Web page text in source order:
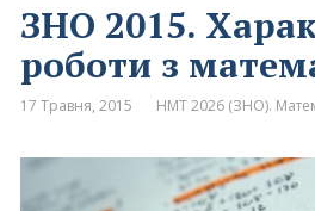
ЗНО 2015.
роботи з
17 Травня, 2015 НМТ 2026 (ЗНО).